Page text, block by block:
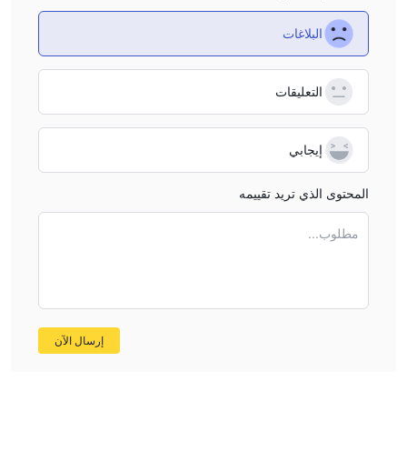
البلاغات
التعليقات
إيجابي
المحتوى الذي تريد تقييمه
مطلوب...
إرسال الآن